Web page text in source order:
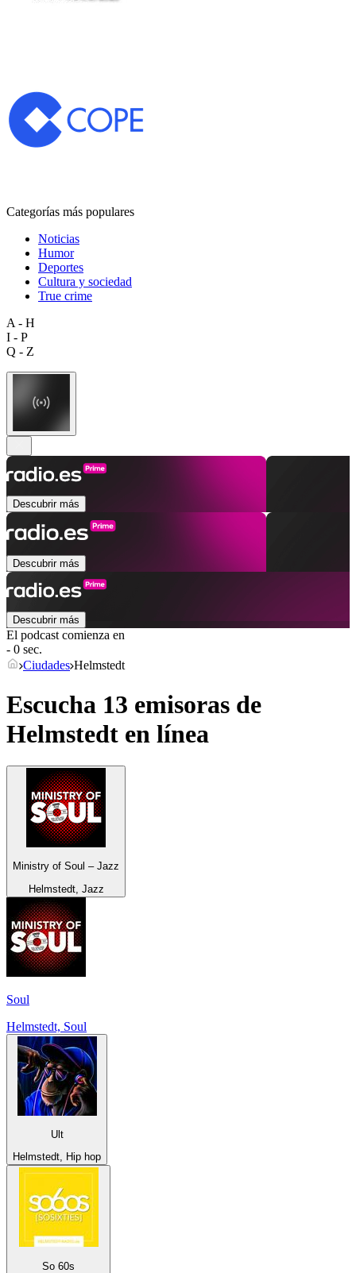
Categorías más populares
Noticias
Humor
Deportes
Cultura y sociedad
True crime
A - H
I - P
Q - Z
Descubrir más
Descubrir más
Descubrir más
El podcast comienza en
- 0 sec.
Ciudades Helmstedt
Escucha 13 emisoras de
Helmstedt en línea
Ministry of Soul – Jazz
Helmstedt, Jazz
Soul
Helmstedt, Soul
Ult
Helmstedt, Hip hop
So 60s